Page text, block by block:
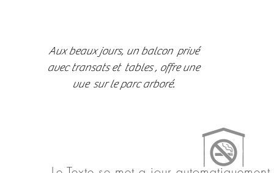
Aux beaux jours, un balcon privé
avec transats et tables , offre une
vue sur le parc arboré.